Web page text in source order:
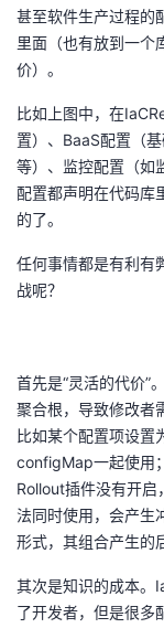
甚至软件生产过程的
里面（也有放到一个
价）。
比如上图中，在
置）、BaaS配置（
等）、监控配置（如
配置都声明在代码库
的了。
任何事情都是有利有
战呢？
首先是“灵活的代价”
聚合根，导致修改者
比如某个配置项设置
configMap一起使用
Rollout插件没有开启
法同时使用，会产生
形式，其组合产生的
其次是知识的成本。
了开发者，但是很多